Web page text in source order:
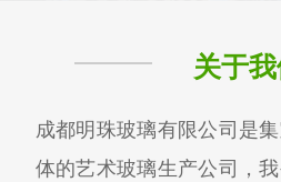
关于
成都明珠玻璃有限公司是
体的艺术玻璃生产公司，